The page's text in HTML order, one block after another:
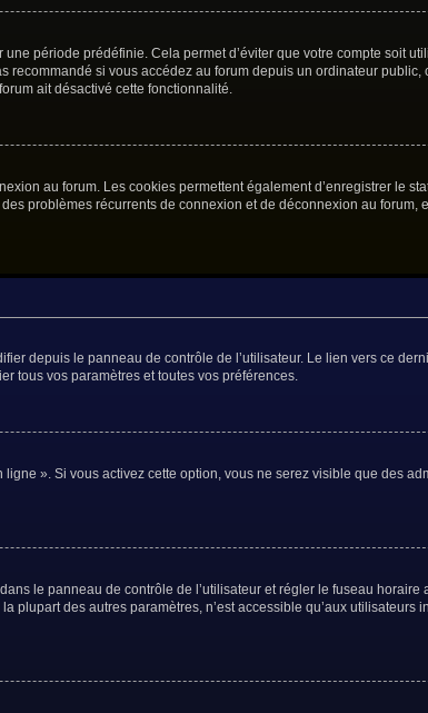
période prédéfinie. Cela permet d’éviter que votre compte soit
recommandé si vous accédez au forum depuis un ordinateur
ait désactivé cette fonctionnalité.
au forum. Les cookies permettent également d’enregistrer le
problèmes récurrents de connexion et de déconnexion au forum,
depuis le panneau de contrôle de l’utilisateur. Le lien vers ce
tous vos paramètres et toutes vos préférences.
». Si vous activez cette option, vous ne serez visible que des
le panneau de contrôle de l’utilisateur et régler le fuseau horaire
des autres paramètres, n’est accessible qu’aux utilisateurs